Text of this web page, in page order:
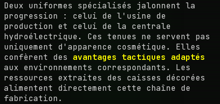
Deux uniformes spécialisés jalonnent la
progression : celui de l'usine de
production et celui de la centrale
hydroélectrique. Ces tenues ne servent pas
uniquement d'apparence cosmétique. Elles
confèrent des avantages tactiques adaptés
aux environnements correspondants. Les
ressources extraites des caisses décorées
alimentent directement cette chaîne de
fabrication.